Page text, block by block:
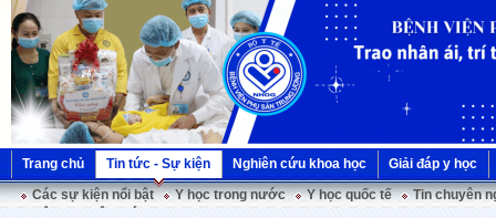
Trang chủ Tin tức - Sự kiện Nghiên cứu khoa học
Giải đáp y học
Các sự kiện nổi bật
Y học trong nước Y học quốc tế
Tin chuyên